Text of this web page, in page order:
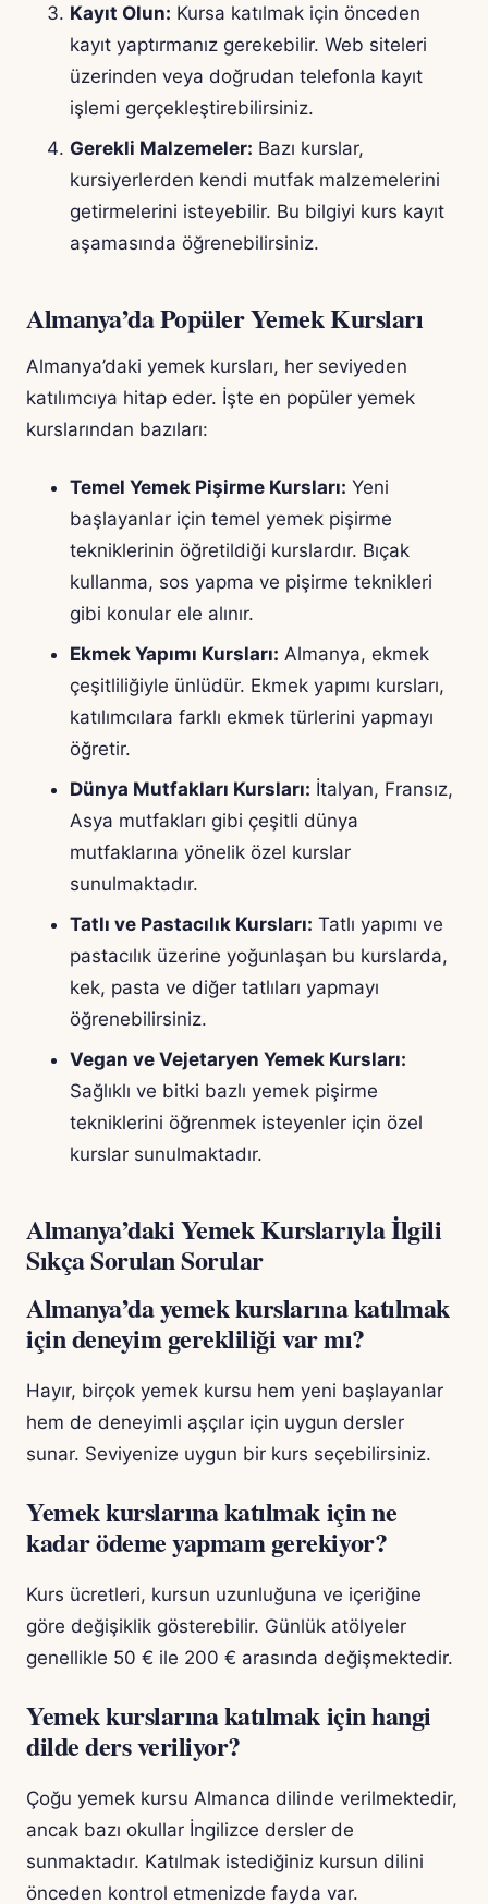
Kayıt Olun: Kursa katılmak için önceden
kayıt yaptırmanız gerekebilir. Web siteleri
üzerinden veya doğrudan telefonla kayıt
işlemi gerçekleştirebilirsiniz.
Gerekli Malzemeler: Bazı kurslar,
kursiyerlerden kendi mutfak malzemelerini
getirmelerini isteyebilir. Bu bilgiyi kurs kayıt
aşamasında öğrenebilirsiniz.
Almanya’da Popüler Yemek Kursları
Almanya’daki yemek kursları, her seviyeden
katılımcıya hitap eder. İşte en popüler yemek
kurslarından bazıları:
Temel Yemek Pişirme Kursları: Yeni
başlayanlar için temel yemek pişirme
tekniklerinin öğretildiği kurslardır. Bıçak
kullanma, sos yapma ve pişirme teknikleri
gibi konular ele alınır.
Ekmek Yapımı Kursları: Almanya, ekmek
çeşitliliğiyle ünlüdür. Ekmek yapımı kursları,
katılımcılara farklı ekmek türlerini yapmayı
öğretir.
Dünya Mutfakları Kursları: İtalyan, Fransız,
Asya mutfakları gibi çeşitli dünya
mutfaklarına yönelik özel kurslar
sunulmaktadır.
Tatlı ve Pastacılık Kursları: Tatlı yapımı ve
pastacılık üzerine yoğunlaşan bu kurslarda,
kek, pasta ve diğer tatlıları yapmayı
öğrenebilirsiniz.
Vegan ve Vejetaryen Yemek Kursları:
Sağlıklı ve bitki bazlı yemek pişirme
tekniklerini öğrenmek isteyenler için özel
kurslar sunulmaktadır.
Almanya’daki Yemek Kurslarıyla İlgili
Sıkça Sorulan Sorular
Almanya’da yemek kurslarına katılmak
için deneyim gerekliliği var mı?
Hayır, birçok yemek kursu hem yeni başlayanlar
hem de deneyimli aşçılar için uygun dersler
sunar. Seviyenize uygun bir kurs seçebilirsiniz.
Yemek kurslarına katılmak için ne
kadar ödeme yapmam gerekiyor?
Kurs ücretleri, kursun uzunluğuna ve içeriğine
göre değişiklik gösterebilir. Günlük atölyeler
genellikle 50 € ile 200 € arasında değişmektedir.
Yemek kurslarına katılmak için hangi
dilde ders veriliyor?
Çoğu yemek kursu Almanca dilinde verilmektedir,
ancak bazı okullar İngilizce dersler de
sunmaktadır. Katılmak istediğiniz kursun dilini
önceden kontrol etmenizde fayda var.